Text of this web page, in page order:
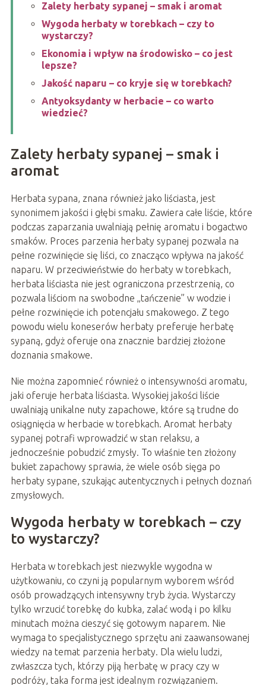
Zalety herbaty sypanej – smak i aromat
Wygoda herbaty w torebkach – czy to
wystarczy?
Ekonomia i wpływ na środowisko – co jest
lepsze?
Jakość naparu – co kryje się w torebkach?
Antyoksydanty w herbacie – co warto
wiedzieć?
Zalety herbaty sypanej – smak i
aromat
Herbata sypana, znana również jako liściasta, jest
synonimem jakości i głębi smaku. Zawiera całe liście, które
podczas zaparzania uwalniają pełnię aromatu i bogactwo
smaków. Proces parzenia herbaty sypanej pozwala na
pełne rozwinięcie się liści, co znacząco wpływa na jakość
naparu. W przeciwieństwie do herbaty w torebkach,
herbata liściasta nie jest ograniczona przestrzenią, co
pozwala liściom na swobodne „tańczenie” w wodzie i
pełne rozwinięcie ich potencjału smakowego. Z tego
powodu wielu koneserów herbaty preferuje herbatę
sypaną, gdyż oferuje ona znacznie bardziej złożone
doznania smakowe.
Nie można zapomnieć również o intensywności aromatu,
jaki oferuje herbata liściasta. Wysokiej jakości liście
uwalniają unikalne nuty zapachowe, które są trudne do
osiągnięcia w herbacie w torebkach. Aromat herbaty
sypanej potrafi wprowadzić w stan relaksu, a
jednocześnie pobudzić zmysły. To właśnie ten złożony
bukiet zapachowy sprawia, że wiele osób sięga po
herbaty sypane, szukając autentycznych i pełnych doznań
zmysłowych.
Wygoda herbaty w torebkach – czy
to wystarczy?
Herbata w torebkach jest niezwykle wygodna w
użytkowaniu, co czyni ją popularnym wyborem wśród
osób prowadzących intensywny tryb życia. Wystarczy
tylko wrzucić torebkę do kubka, zalać wodą i po kilku
minutach można cieszyć się gotowym naparem. Nie
wymaga to specjalistycznego sprzętu ani zaawansowanej
wiedzy na temat parzenia herbaty. Dla wielu ludzi,
zwłaszcza tych, którzy piją herbatę w pracy czy w
podróży, taka forma jest idealnym rozwiązaniem.